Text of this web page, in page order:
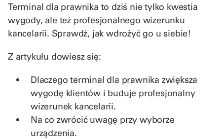
Terminal dla prawnika to dziś nie tylko kwestia
wygody, ale też profesjonalnego wizerunku
kancelarii. Sprawdź, jak wdrożyć go u siebie!
Z artykułu dowiesz się:
Dlaczego terminal dla prawnika zwiększa
wygodę klientów i buduje profesjonalny
wizerunek kancelarii.
Na co zwrócić uwagę przy wyborze
urządzenia.